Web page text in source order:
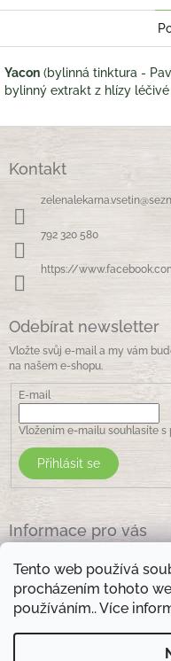
Tento web používá
procházením tohoto
používáním.. Více
Yacon (bylinná tinktura -
bylinný extrakt z hlízy léčivé
Kontakt
zelenalekarna.vsetin@
792 320 580
https://
Odebírat newsletter
Vložte svůj e-mail a my vám
na našem e-shopu.
E-mail
Vložením e-mailu souhlasíte s
Přihlásit se
Informace pro vás
Obchodní podmínky
Podmínky ochrany osobních
Kontakty